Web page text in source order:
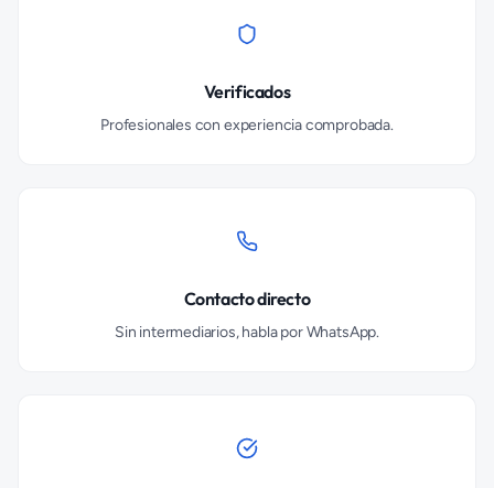
Verificados
Profesionales con experiencia comprobada.
Contacto directo
Sin intermediarios, habla por WhatsApp.